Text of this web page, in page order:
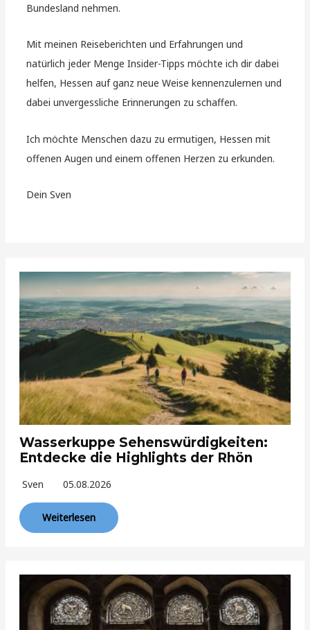
Bundesland nehmen.
Mit meinen Reiseberichten und Erfahrungen und
natürlich jeder Menge Insider-Tipps möchte ich dir dabei
helfen, Hessen auf ganz neue Weise kennenzulernen und
dabei unvergessliche Erinnerungen zu schaffen.
Ich möchte Menschen dazu zu ermutigen, Hessen mit
offenen Augen und einem offenen Herzen zu erkunden.
Dein Sven
Wasserkuppe Sehenswürdigkeiten:
Entdecke die Highlights der Rhön
Sven 05.08.2026
Weiterlesen